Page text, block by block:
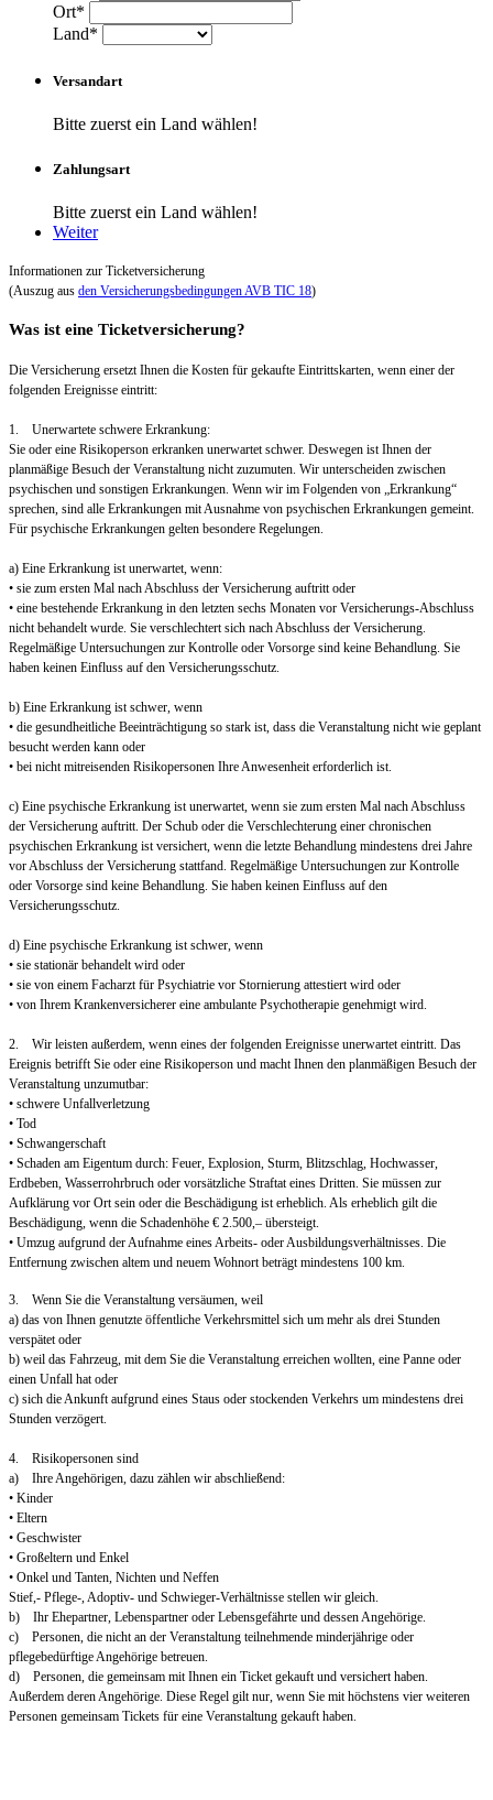
Ort*
Land*
Versandart
Bitte zuerst ein Land wählen!
Zahlungsart
Bitte zuerst ein Land wählen!
Weiter
Informationen zur Ticketversicherung
(Auszug aus den Versicherungsbedingungen AVB TIC 18)
Was ist eine Ticketversicherung?
Die Versicherung ersetzt Ihnen die Kosten für gekaufte Eintrittskarten, wenn einer der
folgenden Ereignisse eintritt:
1. Unerwartete schwere Erkrankung:
Sie oder eine Risikoperson erkranken unerwartet schwer. Deswegen ist Ihnen der
planmäßige Besuch der Veranstaltung nicht zuzumuten. Wir unterscheiden zwischen
psychischen und sonstigen Erkrankungen. Wenn wir im Folgenden von „Erkrankung“
sprechen, sind alle Erkrankungen mit Ausnahme von psychischen Erkrankungen gemeint.
Für psychische Erkrankungen gelten besondere Regelungen.
a) Eine Erkrankung ist unerwartet, wenn:
• sie zum ersten Mal nach Abschluss der Versicherung auftritt oder
• eine bestehende Erkrankung in den letzten sechs Monaten vor Versicherungs-Abschluss
nicht behandelt wurde. Sie verschlechtert sich nach Abschluss der Versicherung.
Regelmäßige Untersuchungen zur Kontrolle oder Vorsorge sind keine Behandlung. Sie
haben keinen Einfluss auf den Versicherungsschutz.
b) Eine Erkrankung ist schwer, wenn
• die gesundheitliche Beeinträchtigung so stark ist, dass die Veranstaltung nicht wie geplant
besucht werden kann oder
• bei nicht mitreisenden Risikopersonen Ihre Anwesenheit erforderlich ist.
c) Eine psychische Erkrankung ist unerwartet, wenn sie zum ersten Mal nach Abschluss
der Versicherung auftritt. Der Schub oder die Verschlechterung einer chronischen
psychischen Erkrankung ist versichert, wenn die letzte Behandlung mindestens drei Jahre
vor Abschluss der Versicherung stattfand. Regelmäßige Untersuchungen zur Kontrolle
oder Vorsorge sind keine Behandlung. Sie haben keinen Einfluss auf den
Versicherungsschutz.
d) Eine psychische Erkrankung ist schwer, wenn
• sie stationär behandelt wird oder
• sie von einem Facharzt für Psychiatrie vor Stornierung attestiert wird oder
• von Ihrem Krankenversicherer eine ambulante Psychotherapie genehmigt wird.
2. Wir leisten außerdem, wenn eines der folgenden Ereignisse unerwartet eintritt. Das
Ereignis betrifft Sie oder eine Risikoperson und macht Ihnen den planmäßigen Besuch der
Veranstaltung unzumutbar:
• schwere Unfallverletzung
• Tod
• Schwangerschaft
• Schaden am Eigentum durch: Feuer, Explosion, Sturm, Blitzschlag, Hochwasser,
Erdbeben, Wasserrohrbruch oder vorsätzliche Straftat eines Dritten. Sie müssen zur
Aufklärung vor Ort sein oder die Beschädigung ist erheblich. Als erheblich gilt die
Beschädigung, wenn die Schadenhöhe € 2.500,– übersteigt.
• Umzug aufgrund der Aufnahme eines Arbeits- oder Ausbildungsverhältnisses. Die
Entfernung zwischen altem und neuem Wohnort beträgt mindestens 100 km.
3. Wenn Sie die Veranstaltung versäumen, weil
a) das von Ihnen genutzte öffentliche Verkehrsmittel sich um mehr als drei Stunden
verspätet oder
b) weil das Fahrzeug, mit dem Sie die Veranstaltung erreichen wollten, eine Panne oder
einen Unfall hat oder
c) sich die Ankunft aufgrund eines Staus oder stockenden Verkehrs um mindestens drei
Stunden verzögert.
4. Risikopersonen sind
a) Ihre Angehörigen, dazu zählen wir abschließend:
• Kinder
• Eltern
• Geschwister
• Großeltern und Enkel
• Onkel und Tanten, Nichten und Neffen
Stief,- Pflege-, Adoptiv- und Schwieger-Verhältnisse stellen wir gleich.
b) Ihr Ehepartner, Lebenspartner oder Lebensgefährte und dessen Angehörige.
c) Personen, die nicht an der Veranstaltung teilnehmende minderjährige oder
pflegebedürftige Angehörige betreuen.
d) Personen, die gemeinsam mit Ihnen ein Ticket gekauft und versichert haben.
Außerdem deren Angehörige. Diese Regel gilt nur, wenn Sie mit höchstens vier weiteren
Personen gemeinsam Tickets für eine Veranstaltung gekauft haben.